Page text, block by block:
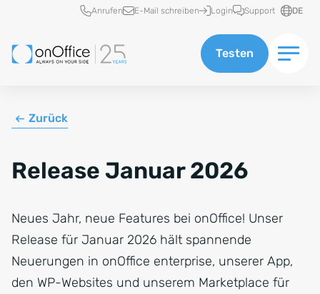
Schnellzugriff
Anrufen E-Mail schreiben Login Support DE
Testen
Zurück
Release Januar 2026
Neues Jahr, neue Features bei onOffice! Unser
Release für Januar 2026 hält spannende
Neuerungen in onOffice enterprise, unserer App,
den WP-Websites und unserem Marketplace für